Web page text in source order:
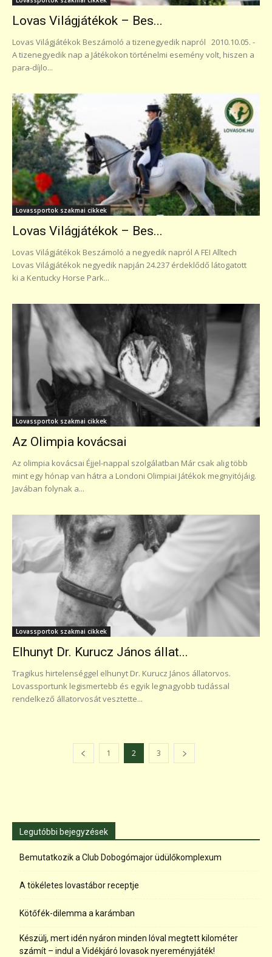
Lovas Világjátékok – Bes...
Lovas Világjátékok Beszámoló a tizenegyedik napról 2010.10.05. -
A tizenegyedik nap a Játékokon történelmi esemény volt, hiszen a
para-díjlo...
Lovassportok szakmai cikkek
Lovas Világjátékok – Bes...
Lovas Világjátékok Beszámoló a negyedik napról A FEI Alltech
Lovas Világjátékok negyedik napján 24.237 érdeklődő látogatott
ki a Kentucky Horse Park...
Lovassportok szakmai cikkek
Az Olimpia kovácsai
Az olimpia kovácsai Éjjel-nappal szolgálatban Már csak alig több
mint egy hónap van hátra a Londoni Olimpiai Játékok megnyitójáig.
Javában folynak a...
Lovassportok szakmai cikkek
Elhunyt Dr. Kurucz János állat...
Tragikus hirtelenséggel elhunyt Dr. Kurucz János állatorvos.
Lovassportunk legismertebb és egyik legnagyobb tudással
rendelkező állatorvosát vesztette...
1 2 3
Legutóbbi bejegyzések
Bemutatkozik a Club Dobogómajor üdülőkomplexum
A tökéletes lovastábor receptje
Kötőfék-dilemma a karámban
Készülj, mert idén nyáron minden lóval megtett kilométer
számít – indul a Vidékjáró lovasok nyereményjáték!